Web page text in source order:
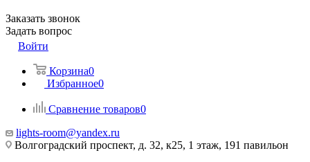
Заказать звонок
Задать вопрос
Войти
Корзина0
Избранное0
Сравнение товаров0
lights-room@yandex.ru
Волгоградский проспект, д. 32, к25, 1 этаж, 191 павильон